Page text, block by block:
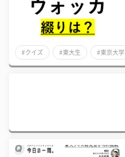
#クイズ #東大生 #東京大学